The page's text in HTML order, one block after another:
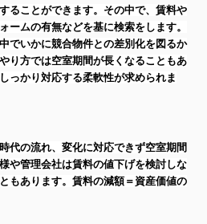
ることができます。その中で、賃料や
ームの有無などを基に検索をします。
でいかに競合物件との差別化を図るか
り方では空室期間が長くなることもあ
っかり対応する柔軟性が求められま
代の流れ、変化に対応できず空室期間
や管理会社は賃料の値下げを検討しな
もあります。賃料の減額＝資産価値の